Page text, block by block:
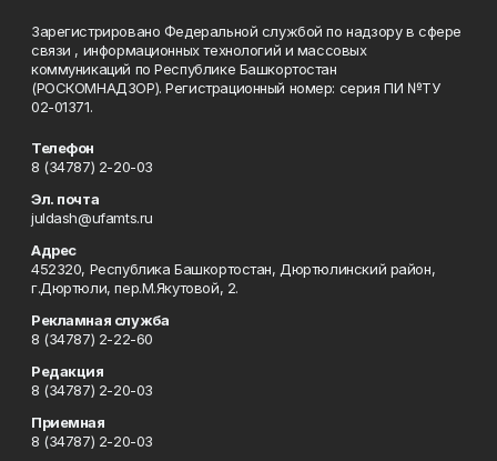
Зарегистрировано Федеральной службой по надзору в сфере
связи , информационных технологий и массовых
коммуникаций по Республике Башкортостан
(РОСКОМНАДЗОР). Регистрационный номер: серия ПИ №ТУ
02-01371.
Телефон
8 (34787) 2-20-03
Эл. почта
juldash@ufamts.ru
Адрес
452320, Республика Башкортостан, Дюртюлинский район,
г.Дюртюли, пер.М.Якутовой, 2.
Рекламная служба
8 (34787) 2-22-60
Редакция
8 (34787) 2-20-03
Приемная
8 (34787) 2-20-03